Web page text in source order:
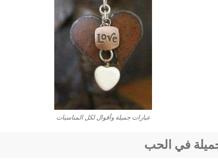
عبارات جميلة وأقوال لكل المناسبات
في الحب